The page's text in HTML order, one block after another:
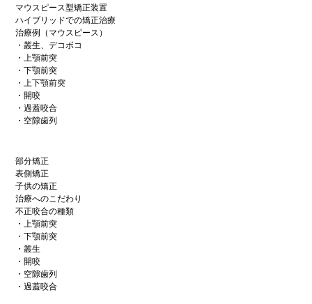
マウスピース型矯正装置
ハイブリッドでの矯正治療
治療例（マウスピース）
・叢生、デコボコ
・上顎前突
・下顎前突
・上下顎前突
・開咬
・過蓋咬合
・空隙歯列
部分矯正
表側矯正
子供の矯正
治療へのこだわり
不正咬合の種類
・上顎前突
・下顎前突
・叢生
・開咬
・空隙歯列
・過蓋咬合